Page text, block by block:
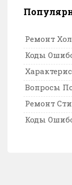
Ремонт
Коды
Вопросы
Ремонт
Коды